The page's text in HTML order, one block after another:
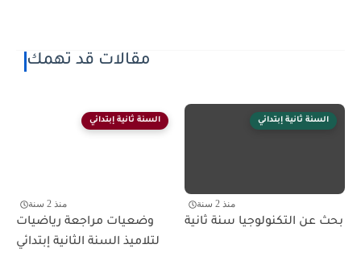
مقالات قد تهمك
السنة ثانية إبتدائي
منذ 2 سنة
وضعيات مراجعة رياضيات
لتلاميذ السنة الثانية إبتدائي
السنة ثانية إبتدائي
منذ 2 سنة
بحث عن التكنولوجيا سنة ثانية